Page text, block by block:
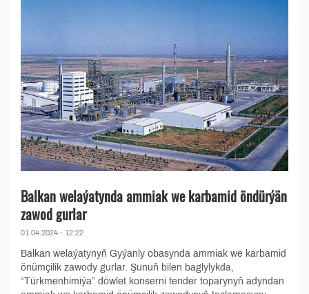
Balkan welaýatynda ammiak we karbamid öndürýän
zawod gurlar
01.04.2024 - 12:22
Balkan welaýatynyň Gyýanly obasynda ammiak we karbamid
önümçilik zawody gurlar. Şunuň bilen baglylykda,
“Türkmenhimiýa” döwlet konserni tender toparynyň adyndan